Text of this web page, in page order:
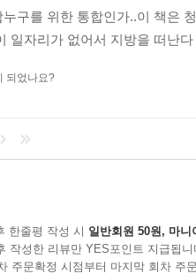
것
원과 무형 인프라의 소유권
리고 하이엔드 로컬로
드 자산화 - 이름이 가격이 되는
에서 로컬 주주로
년인지예산 의무화
구를 위한 통합인가..이 책은
일자리가 없어서 지방을 떠난
되었나요?
한줄평 작성 시 일반회원 50원, 마니
작성한 리뷰만 YES포인트 지급됩니
주문확정 시점부터 마지막 회차 주